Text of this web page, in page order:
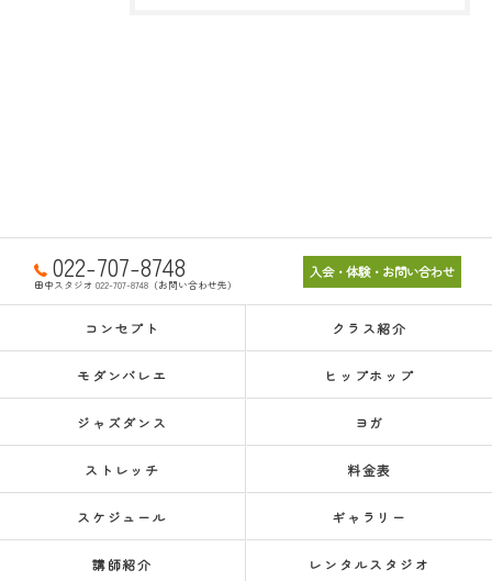
022-707-8748
田中スタジオ 022-707-8748（お問い合わせ先）
入会・体験・お問い合わせ
コンセプト クラス紹介
モダンバレエ ヒップホップ
ジャズダンス ヨガ
ストレッチ 料金表
スケジュール ギャラリー
講師紹介 レンタルスタジオ